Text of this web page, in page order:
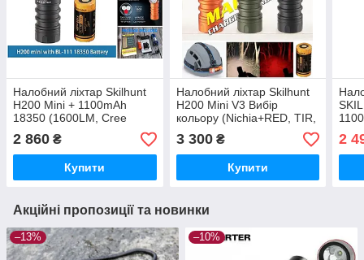
Налобний ліхтар Skilhunt
H200 Mini + 1100mAh
18350 (1600LM, Cree
6500k LED + Сree XP-E2
RED, IPX8, TIR, Магніт)
2 860 ₴
Купити
Налобний ліхтар Skilhunt
H200 Mini V3 Вибір
кольору (Nichia+RED, TIR,
IPX8, 1100mAh 18350
Акумулятор)
3 300₴
Купити
CRI
2
Акційні пропозиції та новинки
–13% –10%